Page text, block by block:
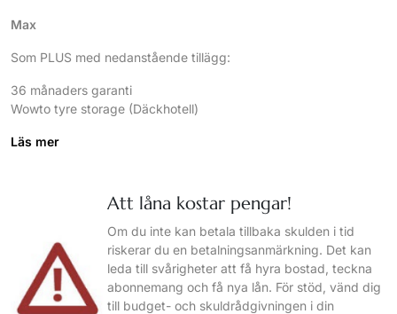
Max
Som PLUS med nedanstående tillägg:
36 månaders garanti
Wowto tyre storage (Däckhotell)
Läs mer
Att låna kostar pengar!
Om du inte kan betala tillbaka skulden i tid
riskerar du en betalningsanmärkning. Det kan
leda till svårigheter att få hyra bostad, teckna
abonnemang och få nya lån. För stöd, vänd dig
till budget- och skuldrådgivningen i din